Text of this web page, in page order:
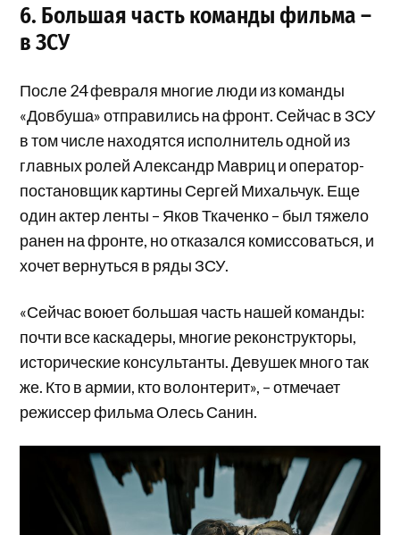
6. Большая часть команды фильма –
в ЗСУ
После 24 февраля многие люди из команды
«Довбуша» отправились на фронт. Сейчас в ЗСУ
в том числе находятся исполнитель одной из
главных ролей Александр Мавриц и оператор-
постановщик картины Сергей Михальчук. Еще
один актер ленты – Яков Ткаченко – был тяжело
ранен на фронте, но отказался комиссоваться, и
хочет вернуться в ряды ЗСУ.
«Сейчас воюет большая часть нашей команды:
почти все каскадеры, многие реконструкторы,
исторические консультанты. Девушек много так
же. Кто в армии, кто волонтерит», – отмечает
режиссер фильма Олесь Санин.